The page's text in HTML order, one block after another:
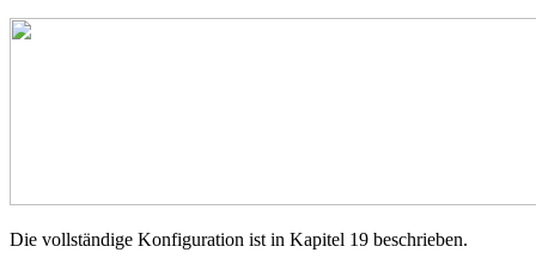
Die vollständige Konfiguration ist in Kapitel 19 beschrieben.